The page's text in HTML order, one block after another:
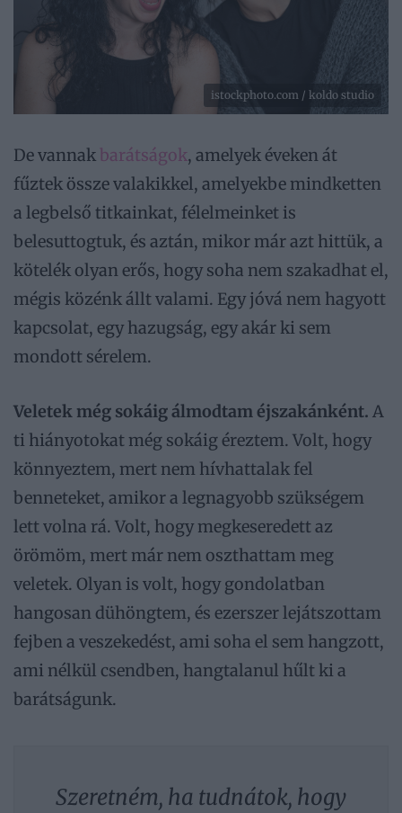
istockphoto.com / koldo studio
De vannak barátságok, amelyek éveken át
fűztek össze valakikkel, amelyekbe mindketten
a legbelső titkainkat, félelmeinket is
belesuttogtuk, és aztán, mikor már azt hittük, a
kötelék olyan erős, hogy soha nem szakadhat el,
mégis közénk állt valami. Egy jóvá nem hagyott
kapcsolat, egy hazugság, egy akár ki sem
mondott sérelem.
Veletek még sokáig álmodtam éjszakánként. A
ti hiányotokat még sokáig éreztem. Volt, hogy
könnyeztem, mert nem hívhattalak fel
benneteket, amikor a legnagyobb szükségem
lett volna rá. Volt, hogy megkeseredett az
örömöm, mert már nem oszthattam meg
veletek. Olyan is volt, hogy gondolatban
hangosan dühöngtem, és ezerszer lejátszottam
fejben a veszekedést, ami soha el sem hangzott,
ami nélkül csendben, hangtalanul hűlt ki a
barátságunk.
Szeretném, ha tudnátok, hogy